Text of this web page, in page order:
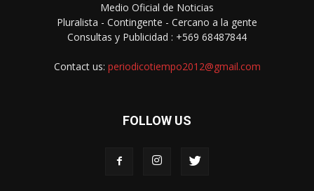
Medio Oficial de Noticias
Pluralista - Contingente - Cercano a la gente
Consultas y Publicidad : +569 68487844
Contact us: periodicotiempo2012@gmail.com
FOLLOW US